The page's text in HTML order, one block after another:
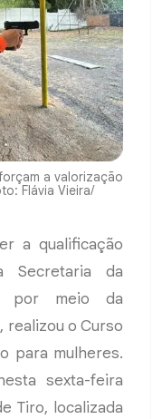
a valorização
Flávia Vieira/
a qualificação
Secretaria da
por meio da
realizou o Curso
para mulheres.
sexta-feira
Tiro, localizada